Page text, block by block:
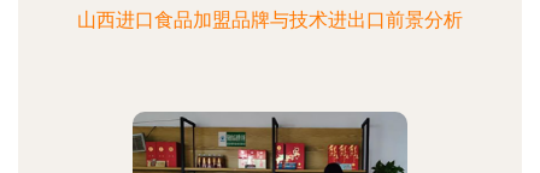
山西进口食品加盟品牌与技术进出口前景分析